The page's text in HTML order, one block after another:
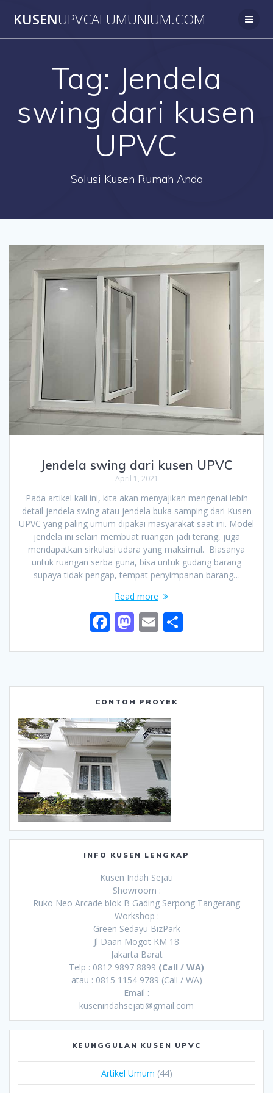
to
KUSENUPVCALUMUNIUM.COM
Tag: Jendela
swing dari kusen
UPVC
Solusi Kusen Rumah Anda
Jendela swing dari kusen UPVC
April 1, 2021
Pada artikel kali ini, kita akan menyajikan mengenai lebih
detail jendela swing atau jendela buka samping dari Kusen
UPVC yang paling umum dipakai masyarakat saat ini. Model
jendela ini selain membuat ruangan jadi terang, juga
mendapatkan sirkulasi udara yang maksimal. Biasanya
untuk ruangan serba guna, bisa untuk gudang barang
supaya tidak pengap, tempat penyimpanan barang…
Read more
F
e
b
o
o
k
M
to
d
o
n
E
ai
l
ar
e
CONTOH PROYEK
INFO KUSEN LENGKAP
Kusen Indah Sejati
Showroom :
Ruko Neo Arcade blok B Gading Serpong Tangerang
Workshop :
Green Sedayu BizPark
Jl Daan Mogot KM 18
Jakarta Barat
Telp : 0812 9897 8899 (Call / WA)
atau : 0815 1154 9789 (Call / WA)
Email :
kusenindahsejati@gmail.com
KEUNGGULAN KUSEN UPVC
Artikel Umum (44)